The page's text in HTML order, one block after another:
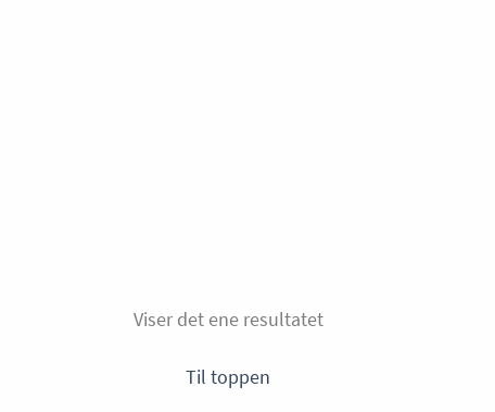
Viser det ene resultatet
Til toppen